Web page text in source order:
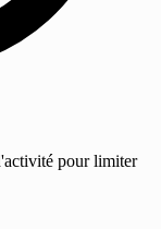
pour limiter